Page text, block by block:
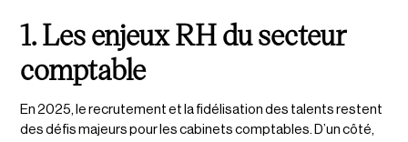
1. Les enjeux RH du secteur
comptable
En 2025, le recrutement et la fidélisation des talents restent
des défis majeurs pour les cabinets comptables. D’un côté,